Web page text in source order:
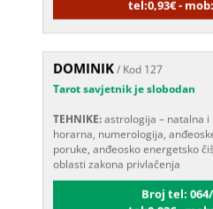
DOMINIK/ Kod 127
Tarot savjetnik je slobodan
horarna, numerologija, anđeoske
poruke, anđeosko energetsko
oblasti zakona privlačenja
Broj tel:
tel:0,93€ -